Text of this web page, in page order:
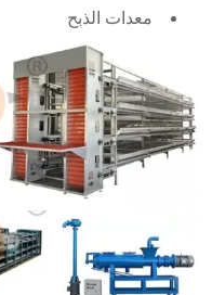
معدات الذبح